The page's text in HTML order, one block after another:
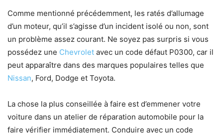
Comme mentionné précédemment, les ratés d’allumage
d’un moteur, qu’il s’agisse d’un incident isolé ou non, sont
un problème assez courant. Ne soyez pas surpris si vous
possédez une Chevrolet avec un code défaut P0300, car il
peut apparaître dans des marques populaires telles que
Nissan, Ford, Dodge et Toyota.
La chose la plus conseillée à faire est d’emmener votre
voiture dans un atelier de réparation automobile pour la
faire vérifier immédiatement. Conduire avec un code